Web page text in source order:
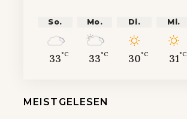
So.
33°C
Mo.
33°C
Di.
30°C
Mi.
31°C
MEISTGELESEN